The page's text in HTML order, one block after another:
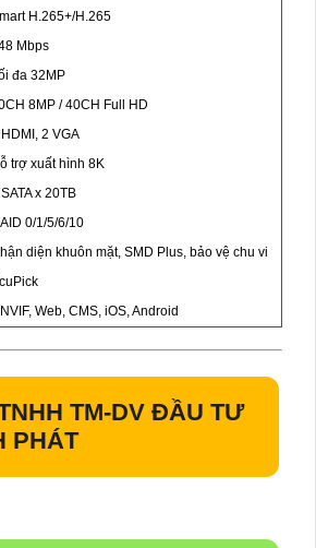
H.265+/H.265
Mbps
đa 32MP
8MP / 40CH Full HD
2 VGA
trợ xuất hình 8K
x 20TB
0/1/5/6/10
diện khuôn mặt, SMD Plus, bảo vệ chu vi
Web, CMS, iOS, Android
TM-DV ĐẦU TƯ
PHÁT